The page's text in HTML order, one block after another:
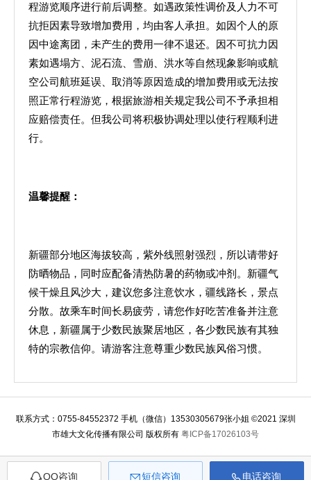
程游览顺序进行前后调整。如遇政策性调价及人力不可
抗拒因素导致增加费用，均由客人承担。如因个人的原
因中途离团，未产生的费用一律不退还。因不可抗力因
素如遇塌方、泥石流、雪崩、洪水等自然现象影响或航
空公司航班延误、取消等原因造成的增加费用或无法按
照正常行程游览，根据旅游相关规定我公司不予承担相
应赔偿责任。但我公司将积极协调处理以使行程顺利进
行。
温馨提醒：
新疆部分地区海拔较高，紫外线照射强烈，所以请带好
防晒物品，同时应配备清热防暑的药物或冲剂。新疆气
候干燥且风沙大，建议您多注意饮水，疆线路长，景点
分散。故乘车时间长易疲劳，请您作好吃苦准备并注意
休息，新疆属于少数民族聚居地区，各少数民族有其独
特的宗教信仰。请游客注意尊重少数民族风俗习惯。
联系方式：0755-84552372 手机（微信）13530305679张小姐 ©2021 深圳
市雄大文化传播有限公司 版权所有 粤ICP备17026103号
QQ咨询 短信咨询 电话咨询